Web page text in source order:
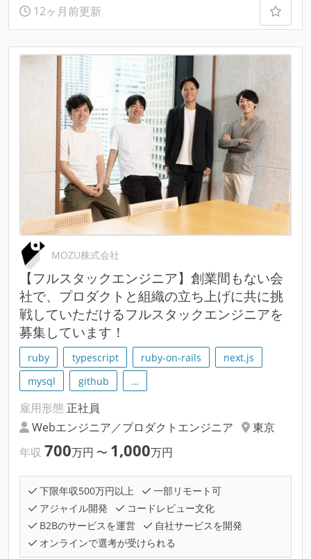
12ヶ月前更新
MOZU株式会社
【フルスタックエンジニア】創業間もない会
社で、プロダクトと組織の立ち上げに共に挑
戦していただけるフルスタックエンジニアを
募集しています！
ruby typescript ruby-on-rails
next.js
mysql
github …
雇用形態 正社員
Webエンジニア／プロダクトエンジニア
東京
年収 700万円 〜 1,000万円
下限年収500万円以上
一部リモート可
アジャイル開発
コードレビュー文化
B2Bのサービスを運営
自社サービスを開発
オンラインで選考が受けられる